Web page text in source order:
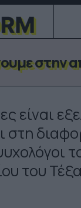
στην
είναι
στη
του